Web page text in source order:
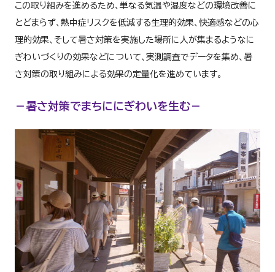
この取り組みを進めるため、単なる気温や湿度などの環境改善に
とどまらず、熱中症リスクを低減する生理的効果、快適感などの心
理的効果、そして暑さ対策を実施した場所に人が集まるようなに
ぎわいづくりの効果などについて、実測調査でデータを集め、暑
さ対策の取り組みによる効果の定量化を進めています。
－暑さ対策でまちににぎわいを生む－